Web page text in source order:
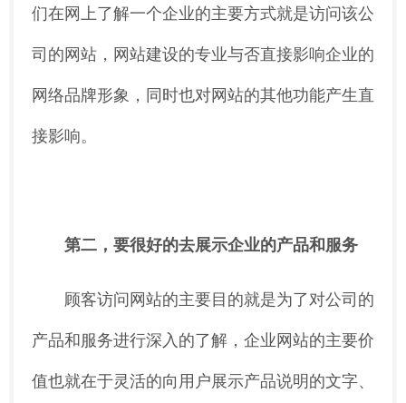
们在网上了解一个企业的主要方式就是访问该公
司的网站，网站建设的专业与否直接影响企业的
网络品牌形象，同时也对网站的其他功能产生直
接影响。
第二，要很好的去展示企业的产品和服务
顾客访问网站的主要目的就是为了对公司的
产品和服务进行深入的了解，企业网站的主要价
值也就在于灵活的向用户展示产品说明的文字、